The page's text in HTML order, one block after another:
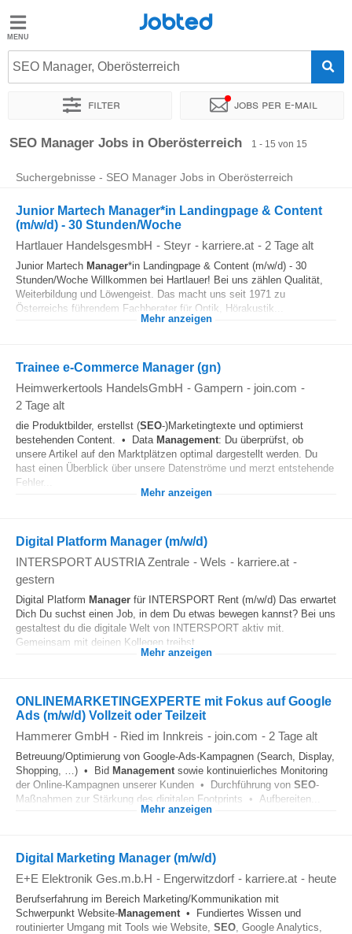
Jobted
Jobs
Jobted
SEO Manager, Oberösterreich
Filter Jobs per e-mail
Sortieren nach Unternehmen Vertragsart Zeitintensität
SEO Manager Jobs in Oberösterreich 1 - 15 von 15
Suchergebnisse - SEO Manager Jobs in Oberösterreich
Junior Martech Manager*in Landingpage & Content
(m/w/d) - 30 Stunden/Woche
Hartlauer HandelsgesmbH - Steyr - karriere.at - 2 Tage alt
Junior Martech Manager*in Landingpage & Content (m/w/d) - 30
Stunden/Woche Willkommen bei Hartlauer! Bei uns zählen Qualität,
Weiterbildung und Löwengeist. Das macht uns seit 1971 zu
Österreichs führendem Fachberater für Optik, Hörakustik...
Mehr anzeigen
Trainee e-Commerce Manager (gn)
Heimwerkertools HandelsGmbH - Gampern - join.com -
2 Tage alt
die Produktbilder, erstellst (SEO-)Marketingtexte und optimierst
bestehenden Content. • Data Management: Du überprüfst, ob
unsere Artikel auf den Marktplätzen optimal dargestellt werden. Du
hast einen Überblick über unsere Datenströme und merzt entstehende
Fehler...
Mehr anzeigen
Digital Platform Manager (m/w/d)
INTERSPORT AUSTRIA Zentrale - Wels - karriere.at -
gestern
Digital Platform Manager für INTERSPORT Rent (m/w/d) Das erwartet
Dich Du suchst einen Job, in dem Du etwas bewegen kannst? Bei uns
gestaltest du die digitale Welt von INTERSPORT aktiv mit.
Gemeinsam mit deinen Kollegen treibst...
Mehr anzeigen
ONLINEMARKETINGEXPERTE mit Fokus auf Google
Ads (m/w/d) Vollzeit oder Teilzeit
Hammerer GmbH - Ried im Innkreis - join.com - 2 Tage alt
Betreuung/Optimierung von Google-Ads-Kampagnen (Search, Display,
Shopping, …) • Bid Management sowie kontinuierliches Monitoring
der Online-Kampagnen unserer Kunden • Durchführung von SEO-
Maßnahmen zur Stärkung des digitalen Footprints • Aufbereiten...
Mehr anzeigen
Digital Marketing Manager (m/w/d)
E+E Elektronik Ges.m.b.H - Engerwitzdorf - karriere.at - heute
Berufserfahrung im Bereich Marketing/Kommunikation mit
Schwerpunkt Website-Management• Fundiertes Wissen und
routinierter Umgang mit Tools wie Website, SEO, Google Analytics,